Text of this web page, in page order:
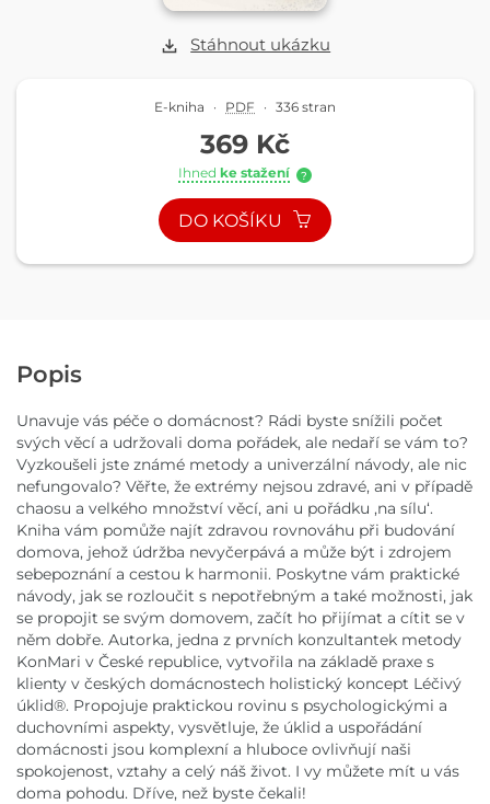
Stáhnout ukázku
E-kniha · PDF · 336 stran
369 Kč
Ihned ke stažení ?
DO KOŠÍKU
Popis
Unavuje vás péče o domácnost? Rádi byste snížili počet
svých věcí a udržovali doma pořádek, ale nedaří se vám to?
Vyzkoušeli jste známé metody a univerzální návody, ale nic
nefungovalo? Věřte, že extrémy nejsou zdravé, ani v případě
chaosu a velkého množství věcí, ani u pořádku ,na sílu‘.
Kniha vám pomůže najít zdravou rovnováhu při budování
domova, jehož údržba nevyčerpává a může být i zdrojem
sebepoznání a cestou k harmonii. Poskytne vám praktické
návody, jak se rozloučit s nepotřebným a také možnosti, jak
se propojit se svým domovem, začít ho přijímat a cítit se v
něm dobře. Autorka, jedna z prvních konzultantek metody
KonMari v České republice, vytvořila na základě praxe s
klienty v českých domácnostech holistický koncept Léčivý
úklid®. Propojuje praktickou rovinu s psychologickými a
duchovními aspekty, vysvětluje, že úklid a uspořádání
domácnosti jsou komplexní a hluboce ovlivňují naši
spokojenost, vztahy a celý náš život. I vy můžete mít u vás
doma pohodu. Dříve, než byste čekali!